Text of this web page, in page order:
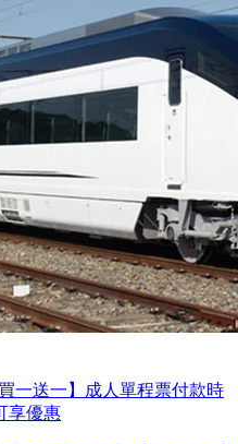
一送一】成人單程票付款時
享優惠